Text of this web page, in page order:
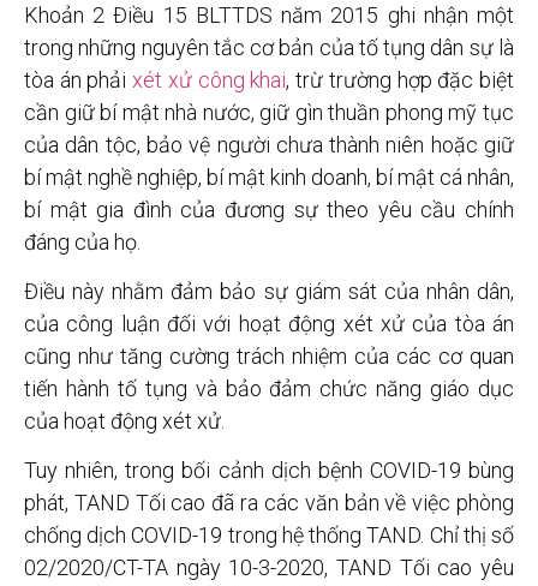
Khoản 2 Điều 15 BLTTDS năm 2015 ghi nhận một
trong những nguyên tắc cơ bản của tố tụng dân sự là
tòa án phảixét xử công khai, trừ trường hợp đặc biệt
cần giữ bí mật nhà nước, giữ gìn thuần phong mỹ tục
của dân tộc, bảo vệ người chưa thành niên hoặc giữ
bí mật nghề nghiệp, bí mật kinh doanh, bí mật cá nhân,
bí mật gia đình của đương sự theo yêu cầu chính
đáng của họ.
Điều này nhằm đảm bảo sự giám sát của nhân dân,
của công luận đối với hoạt động xét xử của tòa án
cũng như tăng cường trách nhiệm của các cơ quan
tiến hành tố tụng và bảo đảm chức năng giáo dục
của hoạt động xét xử.
Tuy nhiên, trong bối cảnh dịch bệnh COVID-19 bùng
phát, TAND Tối cao đã ra các văn bản về việc phòng
chống dịch COVID-19 trong hệ thống TAND. Chỉ thị số
02/2020/CT-TA ngày 10-3-2020, TAND Tối cao yêu